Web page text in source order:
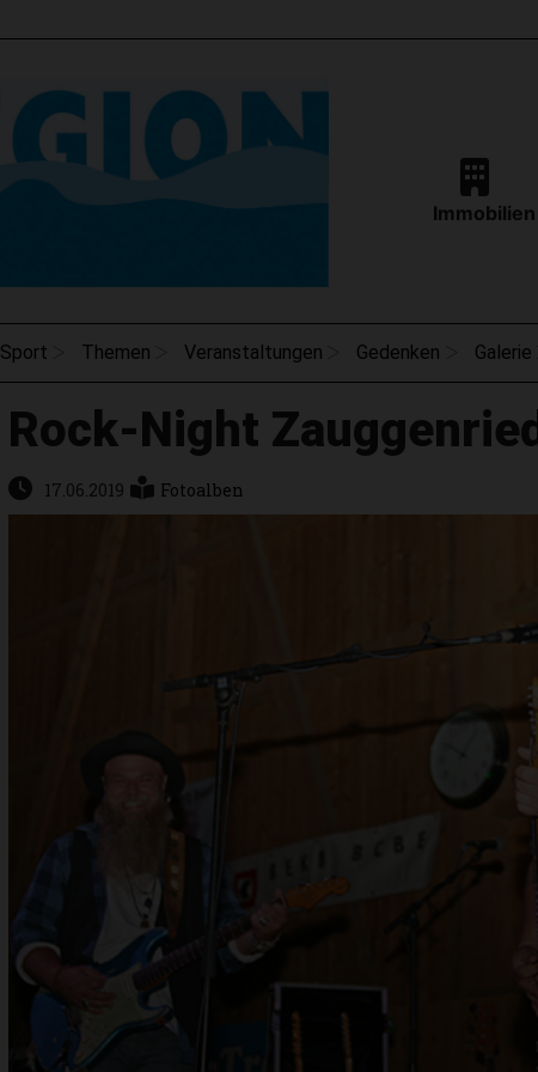
Immobilien
Sport Themen Veranstaltungen Gedenken Galerie
Rock-Night Zauggenried
17.06.2019 Fotoalben